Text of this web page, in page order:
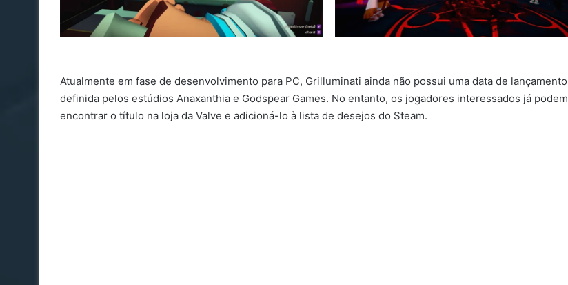
Atualmente em fase de desenvolvimento para PC, Grilluminati ainda não possui uma data de lançamento
definida pelos estúdios Anaxanthia e Godspear Games. No entanto, os jogadores interessados já podem
encontrar o título na loja da Valve e adicioná-lo à lista de desejos do Steam.